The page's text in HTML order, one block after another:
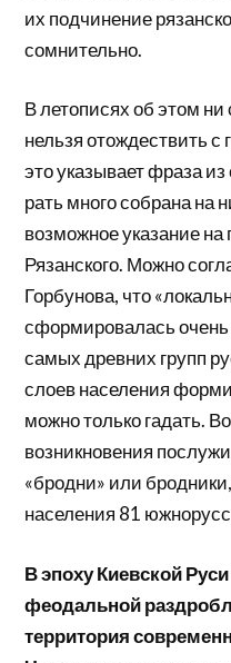
их подчинение
сомнительно.
В летописях об этом
нельзя отождествить
это указывает фраза
рать много собрана на
возможное указание
Рязанского. Можно
Горбунова, что
сформировалась
самых древних групп
слоев населения
можно только гадать.
возникновения
«бродни» или
населения 81
В эпоху Киевской
феодальной
территория